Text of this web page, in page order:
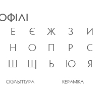
Е Є Ж З
И
Н О П Р
С
Ш Щ Ь Ю Я
СКУЛЬПТУРА КЕРАМІКА